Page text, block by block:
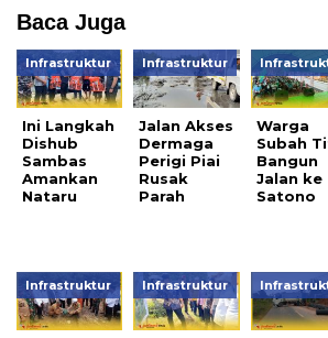
Baca Juga
Infrastruktur
Ini Langkah
Dishub
Sambas
Amankan
Nataru
Infrastruktur
Jalan Akses
Dermaga
Perigi Piai
Rusak
Parah
Warga
Subah
Bangun
Jalan ke
Satono
Infrastruktur Infrastruktur